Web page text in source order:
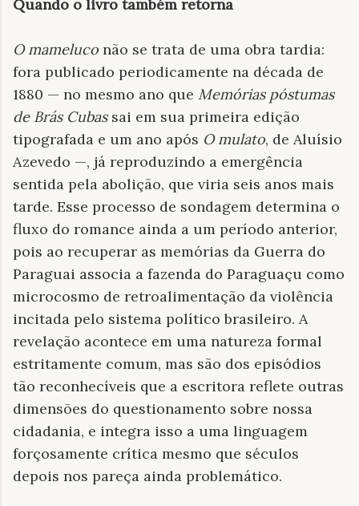
Quando o livro também retorna
O mameluco não se trata de uma obra tardia:
fora publicado periodicamente na década de
1880 — no mesmo ano que Memórias póstumas
de Brás Cubassai em sua primeira edição
tipografada e um ano após O mulato, de Aluísio
Azevedo —, já reproduzindo a emergência
sentida pela abolição, que viria seis anos mais
tarde. Esse processo de sondagem determina o
fluxo do romance ainda a um período anterior,
pois ao recuperar as memórias da Guerra do
Paraguai associa a fazenda do Paraguaçu como
microcosmo de retroalimentação da violência
incitada pelo sistema político brasileiro. A
revelação acontece em uma natureza formal
estritamente comum, mas são dos episódios
tão reconhecíveis que a escritora reflete outras
dimensões do questionamento sobre nossa
cidadania, e integra isso a uma linguagem
forçosamente crítica mesmo que séculos
depois nos pareça ainda problemático.